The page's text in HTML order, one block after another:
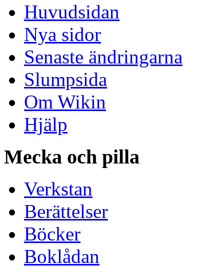
Huvudsidan
Nya sidor
Senaste ändringarna
Slumpsida
Om Wikin
Hjälp
Mecka och pilla
Verkstan
Berättelser
Böcker
Boklådan